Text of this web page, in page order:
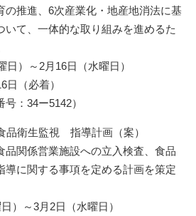
の推進、6次産業化・地産地消法に基
いて、一体的な取り組みを進めるた
）～2月16日（水曜日）
（必着）
：34ー5142）
品衛生監視 指導計画（案）
品関係営業施設への立入検査、食品
導に関する事項を定める計画を策定
）～3月2日（水曜日）